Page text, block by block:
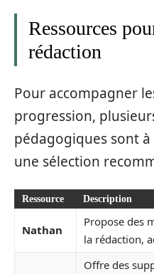
Ressources
rédaction
Pour accompagner
progression,
pédagogiques sont
une sélection
Ressource Description
Nathan
Propose des
la rédaction,
Offre des